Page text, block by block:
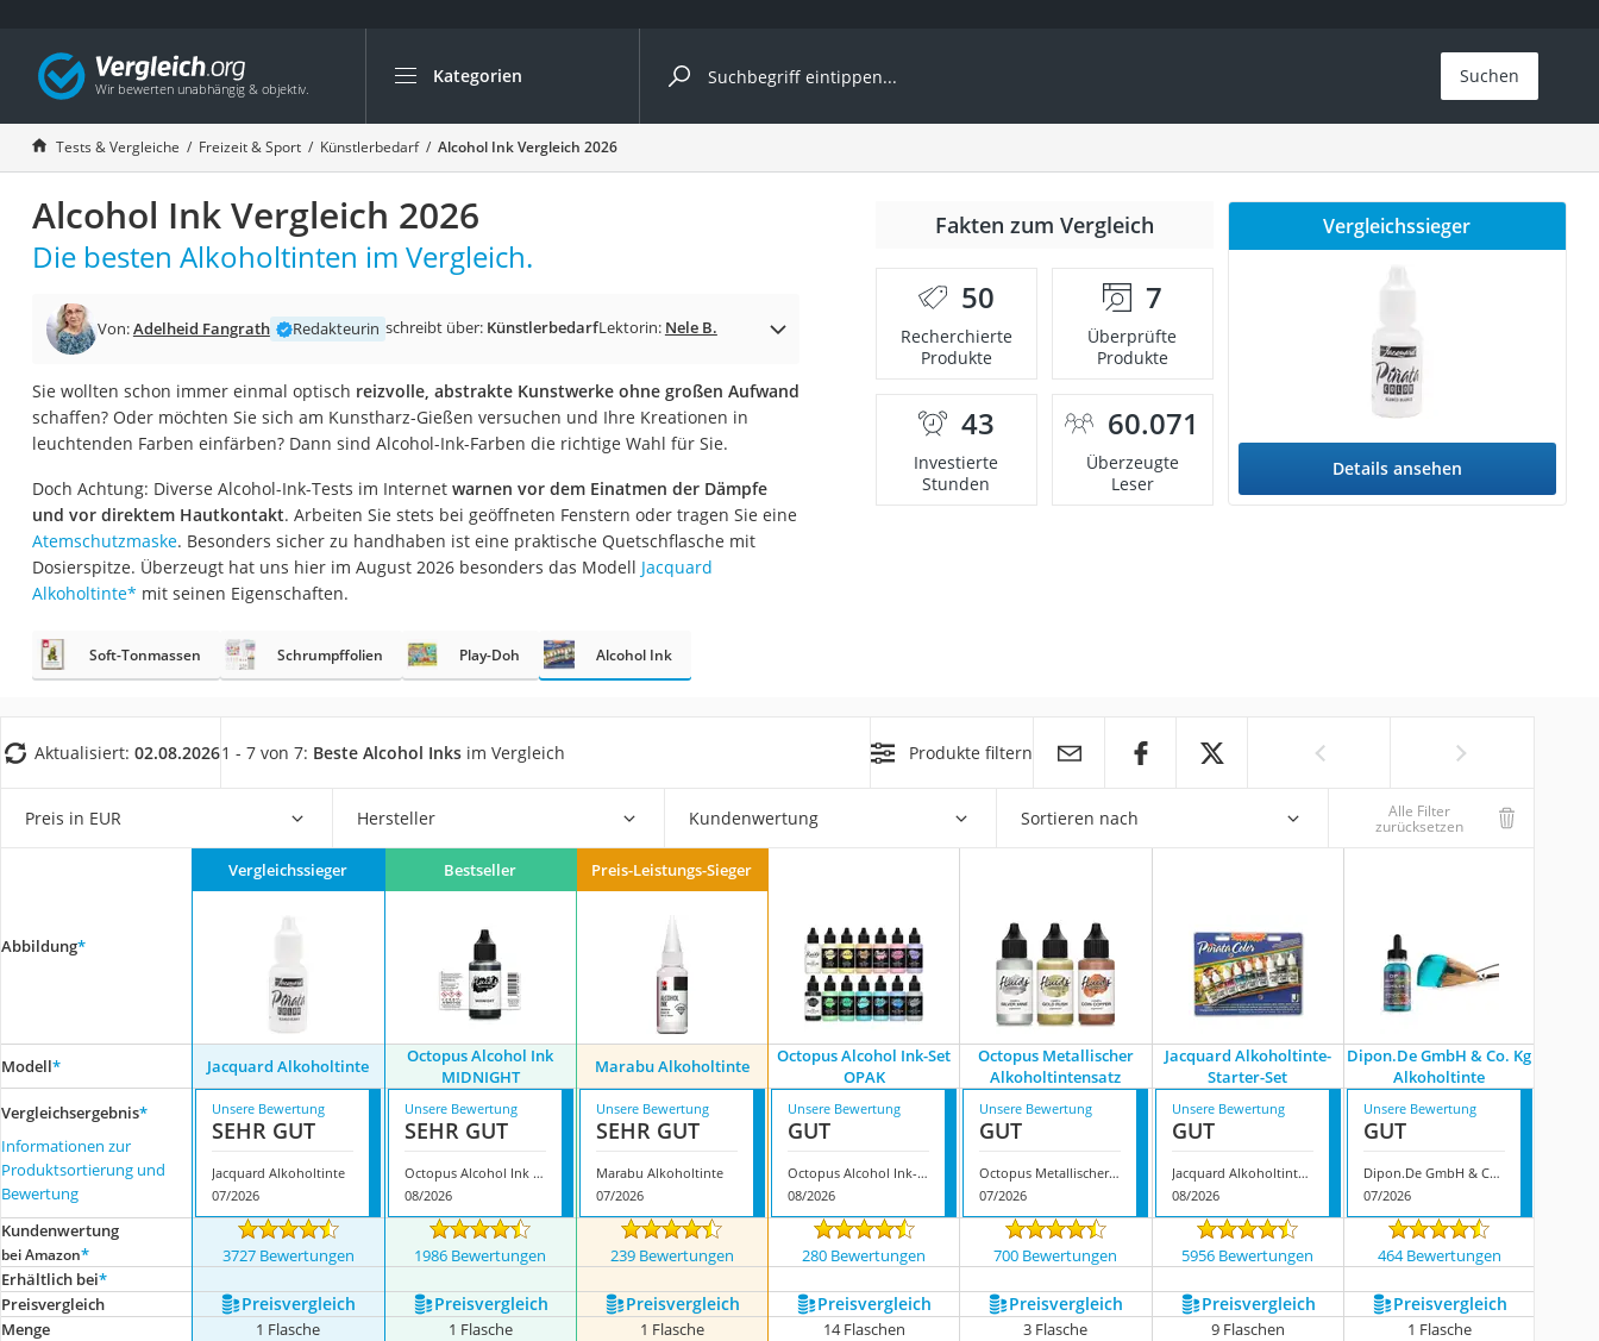
Kategorien
Die beliebtesten Vergleiche nach Kategorie
Freizeit & Sport
Gartentrampolin
Trampolin
Metalldetektor
Eufab-Fahrradträger
Trampolin 366 cm
Aluminium-Koffer
Futterboot
E-Bike-Dreirad
Trekkingschuhe Herren
Koffer
Faltschloss
Vibrationsplatte
Wanderschuhe Herren
Sicherheitsweste Reiten
Suchen
Tests & Vergleiche Freizeit & Sport Künstlerbedarf Alcohol Ink Vergleich 2026
Alcohol Ink Vergleich 2026
Die besten Alkoholtinten im Vergleich.
Von:Adelheid Fangrath Redakteurin schreibt über: KünstlerbedarfLektorin: Nele B.
Sie wollten schon immer einmal optisch reizvolle, abstrakte Kunstwerke ohne großen Aufwand
schaffen? Oder möchten Sie sich am Kunstharz-Gießen versuchen und Ihre Kreationen in
leuchtenden Farben einfärben? Dann sind Alcohol-Ink-Farben die richtige Wahl für Sie.
Doch Achtung: Diverse Alcohol-Ink-Tests im Internet warnen vor dem Einatmen der Dämpfe
und vor direktem Hautkontakt. Arbeiten Sie stets bei geöffneten Fenstern oder tragen Sie eine
Atemschutzmaske. Besonders sicher zu handhaben ist eine praktische Quetschflasche mit
Dosierspitze. Überzeugt hat uns hier im August 2026 besonders das Modell Jacquard
Alkoholtinte* mit seinen Eigenschaften.
Fakten zum Vergleich
50
Recherchierte
Produkte
7
Überprüfte
Produkte
43
Investierte
Stunden
60.071
Überzeugte
Leser
Vergleichssieger
Details ansehen
Soft-Tonmassen Schrumpffolien Play-Doh Alcohol Ink
Aktualisiert: 02.08.20261 - 7 von 7: Beste Alcohol Inks im Vergleich Produkte filtern
Preis in EUR Hersteller Kundenwertung Sortieren nach Alle Filter
zurücksetzen
Abbildung*
Vergleichssieger Bestseller Preis-Leistungs-Sieger
Modell* Jacquard Alkoholtinte
Octopus Alcohol Ink
MIDNIGHT
Marabu Alkoholtinte
Octopus Alcohol Ink-Set
OPAK
Octopus Metallischer
Alkoholtintensatz
Jacquard Alkoholtinte-
Starter-Set
Dipon.De GmbH & Co. Kg
Alkoholtinte
Vergleichsergebnis*
Informationen zur
Produktsortierung und
Bewertung
Unsere Bewertung
SEHR GUT
Jacquard Alkoholtinte
07/2026
Unsere Bewertung
SEHR GUT
Octopus Alcohol Ink MIDNIGHT
08/2026
Unsere Bewertung
SEHR GUT
Marabu Alkoholtinte
07/2026
Unsere Bewertung
GUT
Octopus Alcohol Ink-Set OPAK
08/2026
Unsere Bewertung
GUT
Octopus Metallischer Alkoholtintensatz
07/2026
Unsere Bewertung
GUT
Jacquard Alkoholtinte-Starter-Set
08/2026
Unsere Bewertung
GUT
Dipon.De GmbH & Co. Kg Alkoholtinte
07/2026
Kundenwertung
bei Amazon* 3727 Bewertungen 1986 Bewertungen 239 Bewertungen 280 Bewertungen 700 Bewertungen 5956 Bewertungen
464 Bewertungen
Erhältlich bei*
Preis­vergleich
Preis­vergleich Preis­vergleich Preis­vergleich Preis­vergleich Preis­vergleich Preis­vergleich Preis­vergleich
Menge 1 Flasche 1 Flasche 1 Flasche 14 Flaschen 3 Flasche 9 Flaschen 1 Flasche